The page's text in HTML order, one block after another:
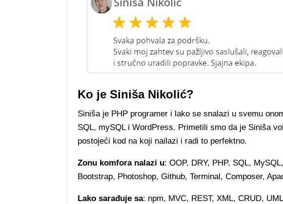
Ko je Siniša Nikolić?
Siniša je PHP programer i lako se snalazi u svemu
SQL, mySQL i WordPress. Primetili smo da je Siniša
postojeći kod na koji nailazi i radi to perfektno.
Zonu komfora nalazi u: OOP, DRY, PHP, SQL,
Bootstrap, Photoshop, Github, Terminal, Composer,
Lako sarađuje sa: npm, MVC, REST, XML, CRUD,